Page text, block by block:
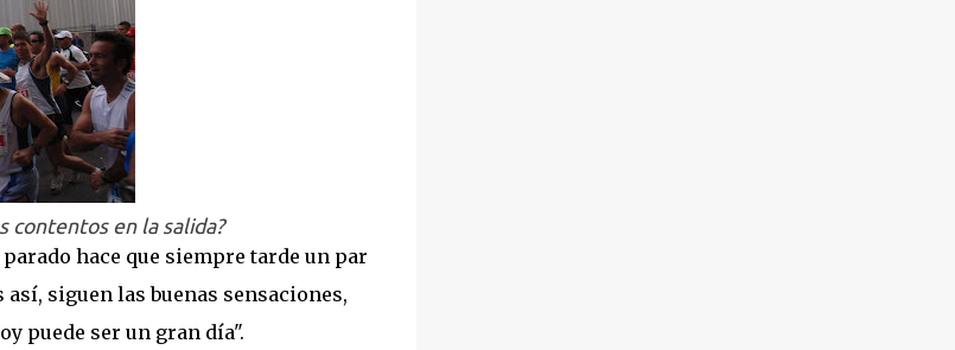
contentos en la salida?
hace que siempre tarde un par
siguen las buenas sensaciones,
puede ser un gran día".